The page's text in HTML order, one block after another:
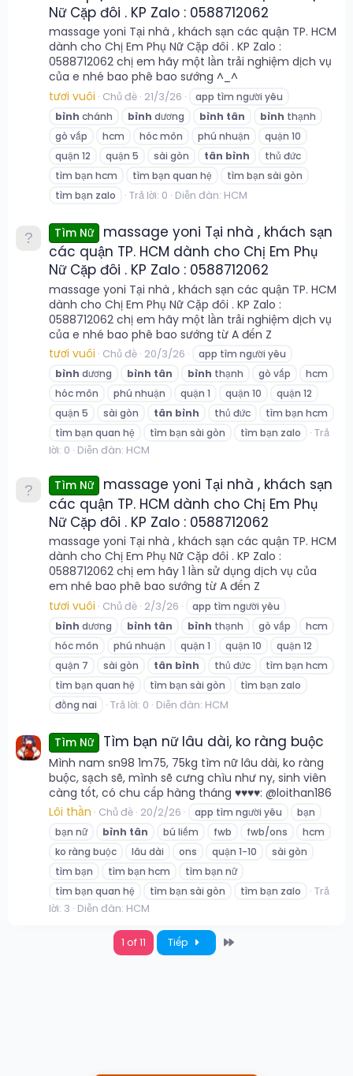
Nữ Cặp đôi . KP Zalo : 0588712062
massage yoni Tại nhà , khách sạn các quận TP. HCM
dành cho Chị Em Phụ Nữ Cặp đôi . KP Zalo :
0588712062 chị em hãy một lần trải nghiệm dịch vụ
của e nhé bao phê bao sướng ^_^
tươi vuôi Chủ đề 21/3/26
app tìm người yêu
bình chánh bình dương bình tân bình thạnh
gò vấp
hcm hóc môn phú nhuận
quận 10
quận 12
quận 5 sài gòn tân bình
thủ đức
tìm bạn hcm
tìm bạn quan hệ
tìm bạn sài gòn
tìm bạn zalo
Trả lời: 0 Diễn đàn: HCM
Tìm Nữ
massage yoni Tại nhà , khách sạn
các quận TP. HCM dành cho Chị Em Phụ
Nữ Cặp đôi . KP Zalo : 0588712062
massage yoni Tại nhà , khách sạn các quận TP. HCM
dành cho Chị Em Phụ Nữ Cặp đôi . KP Zalo :
0588712062 chị em hãy một lần trải nghiệm dịch vụ
của e nhé bao phê bao sướng từ A đến Z
tươi vuôi Chủ đề 20/3/26
app tìm người yêu
bình dương bình tân bình thạnh gò vấp
hcm
hóc môn
phú nhuận quận 1 quận 10
quận 12
quận 5
sài gòn tân bình thủ đức
tìm bạn hcm
tìm bạn quan hệ
tìm bạn sài gòn tìm bạn zalo
Trả
lời: 0 Diễn đàn: HCM
Tìm Nữ
massage yoni Tại nhà , khách sạn
các quận TP. HCM dành cho Chị Em Phụ
Nữ Cặp đôi . KP Zalo : 0588712062
massage yoni Tại nhà , khách sạn các quận TP. HCM
dành cho Chị Em Phụ Nữ Cặp đôi . KP Zalo :
0588712062 chị em hãy 1 lần sử dụng dịch vụ của
em nhé bao phê bao sướng từ A đến Z
tươi vuôi Chủ đề 2/3/26
app tìm người yêu
bình dương bình tân bình thạnh gò vấp
hcm
hóc môn
phú nhuận quận 1 quận 10
quận 12
quận 7
sài gòn tân bình thủ đức
tìm bạn hcm
tìm bạn quan hệ
tìm bạn sài gòn
tìm bạn zalo
đồng nai
Trả lời: 0 Diễn đàn: HCM
Tìm Nữ Tìm bạn nữ lâu dài, ko ràng buộc
Mình nam sn98 1m75, 75kg tìm nữ lâu dài, ko ràng
buộc, sạch sẽ, mình sẽ cưng chìu như ny, sinh viên
càng tốt, có chu cấp hàng tháng ♥️♥️♥️♥️: @loithan186
Lôi thần Chủ đề 20/2/26 app tìm người yêu
bạn
bạn nữ
bình tân bú liếm fwb fwb/ons
hcm
ko ràng buộc
lâu dài ons quận 1-10
sài gòn
tìm bạn
tìm bạn hcm
tìm bạn nữ
tìm bạn quan hệ
tìm bạn sài gòn tìm bạn zalo
Trả
lời: 3 Diễn đàn: HCM
1 of 11 Tiếp